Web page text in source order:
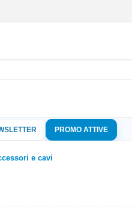
nome utente e la
clicca sul
PROMO ATTIVE
e cavi